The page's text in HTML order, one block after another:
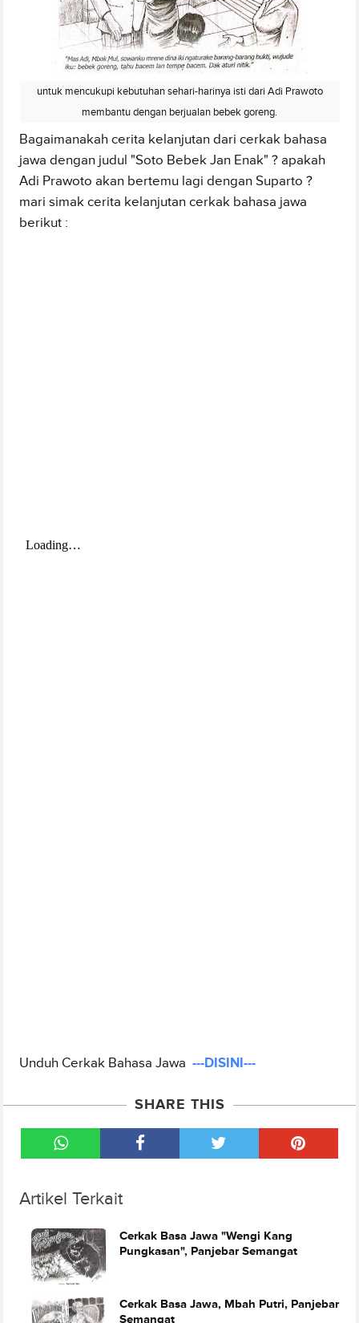
untuk mencukupi kebutuhan sehari-harinya isti dari Adi Prawoto
membantu dengan berjualan bebek goreng.
Bagaimanakah cerita kelanjutan dari cerkak bahasa
jawa dengan judul "Soto Bebek Jan Enak" ? apakah
Adi Prawoto akan bertemu lagi dengan Suparto ?
mari simak cerita kelanjutan cerkak bahasa jawa
berikut :
Unduh Cerkak Bahasa Jawa---DISINI---
SHARE THIS
Artikel Terkait
Cerkak Basa Jawa "Wengi Kang
Pungkasan", Panjebar Semangat
Cerkak Basa Jawa, Mbah Putri, Panjebar
Semangat